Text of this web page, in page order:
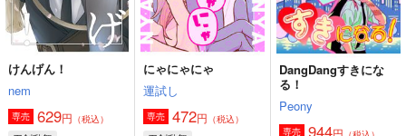
サンプル
作品詳細
サンプル
作品詳細
サンプル
作品詳細
けんげん！
nem
専売 629円 （税込）
にゃにゃにゃ
運試し
専売 472円 （税込）
DangDangすきにな
る！
Peony
専売 944円